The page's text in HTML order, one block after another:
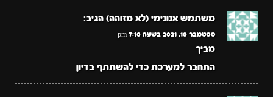
משתמש אנונימי (לא מזוהה) הגיב:
ספטמבר 10, 2021 בשעה 7:10 pm
מביך
התחבר למערכת כדי להשתתף בדיון